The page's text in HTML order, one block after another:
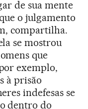
de sua mente
o julgamento
compartilha.
se mostrou
que
exemplo,
à prisão
indefesas se
dentro do